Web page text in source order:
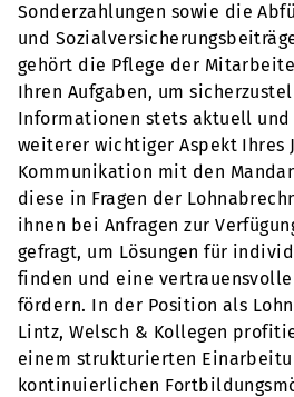
Sonderzahlungen sowie die
und
gehört die Pflege der
Ihren Aufgaben, um
Informationen stets aktuell
weiterer wichtiger Aspekt Ihres
Kommunikation mit den
diese in Fragen der
ihnen bei Anfragen zur
gefragt, um Lösungen für
finden und eine
fördern. In der Position als
Lintz, Welsch & Kollegen
einem strukturierten
kontinuierlichen